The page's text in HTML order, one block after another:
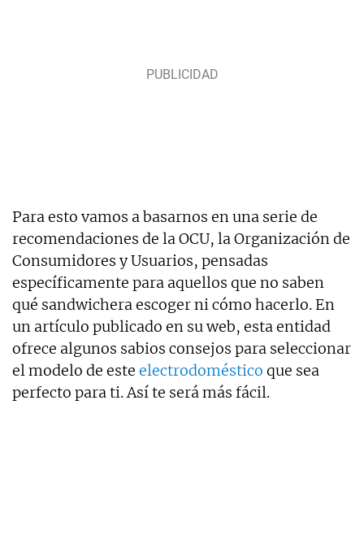
Para esto vamos a basarnos en una serie de
recomendaciones de la OCU, la Organización de
Consumidores y Usuarios, pensadas
específicamente para aquellos que no saben
qué sandwichera escoger ni cómo hacerlo. En
un artículo publicado en su web, esta entidad
ofrece algunos sabios consejos para seleccionar
el modelo de este electrodoméstico que sea
perfecto para ti. Así te será más fácil.